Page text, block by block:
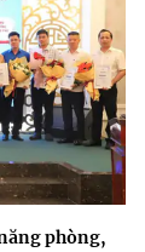
phòng,